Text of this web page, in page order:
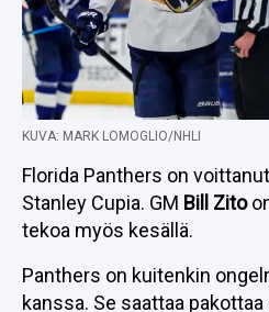
KUVA: MARK LOMOGLIO/NHLI
Florida Panthers on
Stanley Cupia. GM Bill Zito
tekoa myös kesällä.
Panthers on kuitenkin
kanssa. Se saattaa